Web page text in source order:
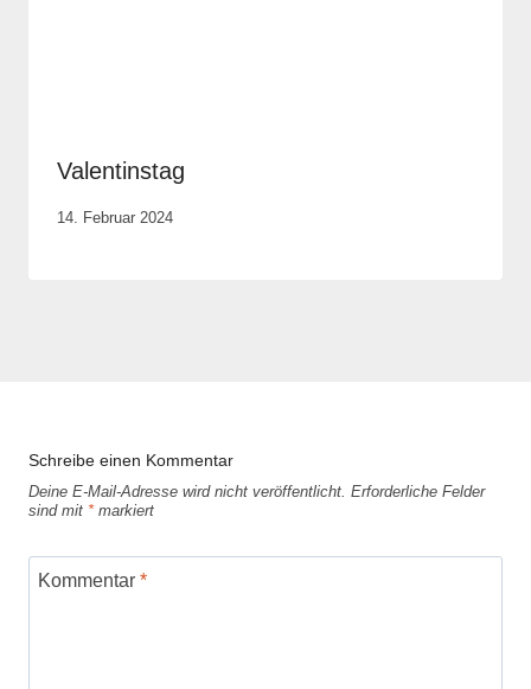
Valentinstag
Von
14. Februar 2024
Schreibe einen Kommentar
Deine E-Mail-Adresse wird nicht veröffentlicht. Erforderliche Felder
sind mit *markiert
Kommentar *